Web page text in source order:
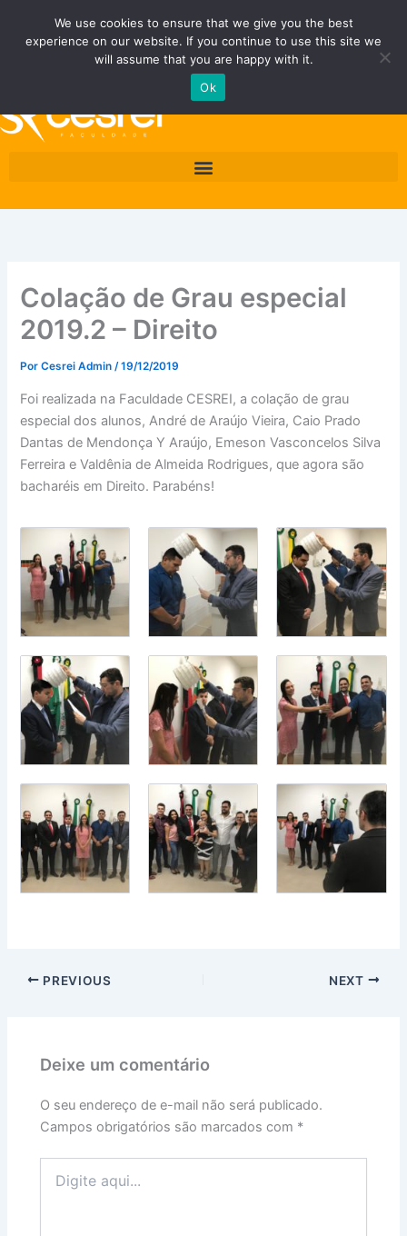
Fale Conosco Área do Área do Aluno/Professor
Quero ser Cesrei
Colação de Grau especial
2019.2 – Direito
PorCesrei Admin/19/12/2019
Foi realizada na Faculdade CESREI, a colação de grau
especial dos alunos, André de Araújo Vieira, Caio Prado
Dantas de Mendonça Y Araújo, Emeson Vasconcelos Silva
Ferreira e Valdênia de Almeida Rodrigues, que agora são
bacharéis em Direito. Parabéns!
PREVIOUS NEXT
Deixe um comentário
O seu endereço de e-mail não será publicado.
Campos obrigatórios são marcados com *
aqui...
We use cookies to ensure that we give you the best
experience on our website. If you continue to use this site we
will assume that you are happy with it.
Ok